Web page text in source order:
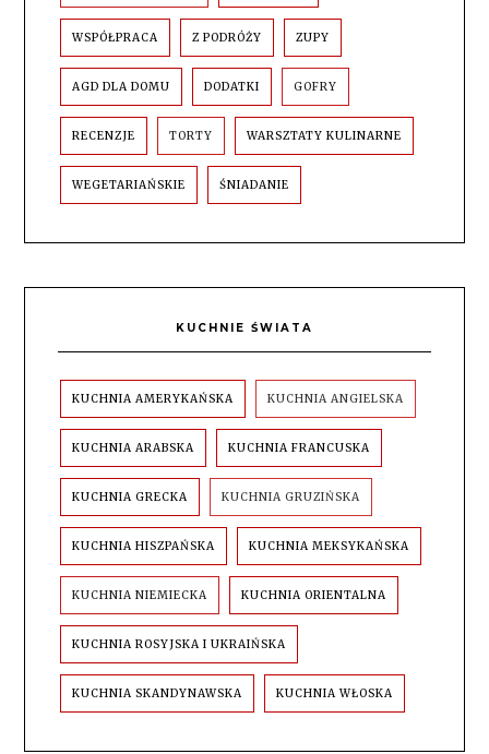
WSPÓŁPRACA Z PODRÓŻY ZUPY
AGD DLA DOMU DODATKI GOFRY
RECENZJE TORTY WARSZTATY KULINARNE
WEGETARIAŃSKIE ŚNIADANIE
KUCHNIE ŚWIATA
KUCHNIA AMERYKAŃSKA KUCHNIA ANGIELSKA
KUCHNIA ARABSKA KUCHNIA FRANCUSKA
KUCHNIA GRECKA KUCHNIA GRUZIŃSKA
KUCHNIA HISZPAŃSKA KUCHNIA MEKSYKAŃSKA
KUCHNIA NIEMIECKA KUCHNIA ORIENTALNA
KUCHNIA ROSYJSKA I UKRAIŃSKA
KUCHNIA SKANDYNAWSKA KUCHNIA WŁOSKA